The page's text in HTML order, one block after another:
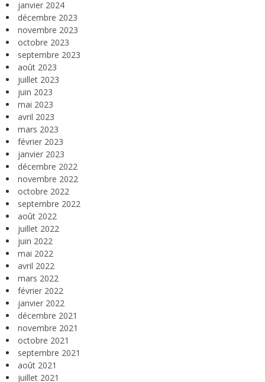
janvier 2024
décembre 2023
novembre 2023
octobre 2023
septembre 2023
août 2023
juillet 2023
juin 2023
mai 2023
avril 2023
mars 2023
février 2023
janvier 2023
décembre 2022
novembre 2022
octobre 2022
septembre 2022
août 2022
juillet 2022
juin 2022
mai 2022
avril 2022
mars 2022
février 2022
janvier 2022
décembre 2021
novembre 2021
octobre 2021
septembre 2021
août 2021
juillet 2021